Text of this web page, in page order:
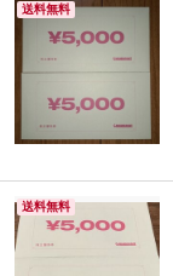
送料無料
送料無料